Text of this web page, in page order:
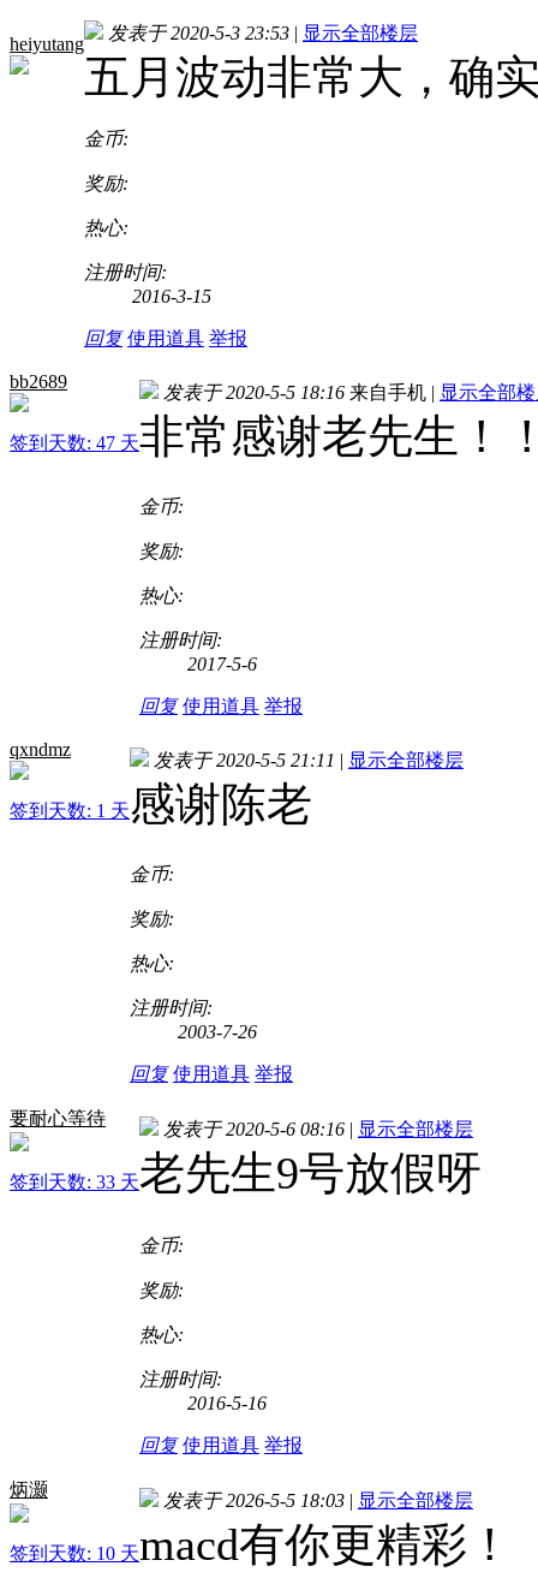
heiyutang
发表于 2020-5-3 23:53 | 显示全部楼层
五月波动非常大，确
金币:
奖励:
热心:
注册时间:
2016-3-15
回复 使用道具 举报
bb2689
签到天数: 47 天
发表于 2020-5-5 18:16 来自手机 | 显示全部
非常感谢老先生！
金币:
奖励:
热心:
注册时间:
2017-5-6
回复 使用道具 举报
qxndmz
签到天数: 1 天
发表于 2020-5-5 21:11 | 显示全部楼层
感谢陈老
金币:
奖励:
热心:
注册时间:
2003-7-26
回复 使用道具 举报
要耐心等待
签到天数: 33 天
发表于 2020-5-6 08:16 | 显示全部楼层
老先生9号放假呀
金币:
奖励:
热心:
注册时间:
2016-5-16
回复 使用道具 举报
炳灏
签到天数: 10 天
发表于 2026-5-5 18:03 | 显示全部楼层
macd有你更精彩！